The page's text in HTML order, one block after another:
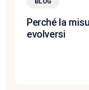
Perché la
evolversi